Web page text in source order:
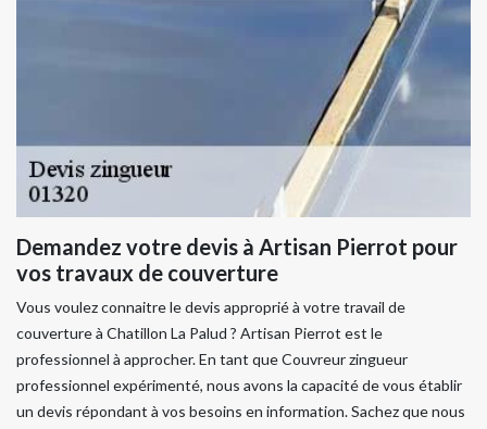
Demandez votre devis à Artisan Pierrot pour
vos travaux de couverture
Vous voulez connaitre le devis approprié à votre travail de
couverture à Chatillon La Palud ? Artisan Pierrot est le
professionnel à approcher. En tant que Couvreur zingueur
professionnel expérimenté, nous avons la capacité de vous établir
un devis répondant à vos besoins en information. Sachez que nous